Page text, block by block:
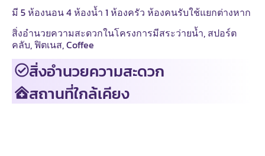
มี 5 ห้องนอน 4 ห้องน้ำ 1 ห้องครัว ห้องคนรับใช้แยกต่างหาก
สิ่งอำนวยความสะดวกในโครงการมีสระว่ายน้ำ, สปอร์ต
คลับ, ฟิตเนส, Coffee
สิ่งอำนวยความสะดวก
สถานที่ใกล้เคียง